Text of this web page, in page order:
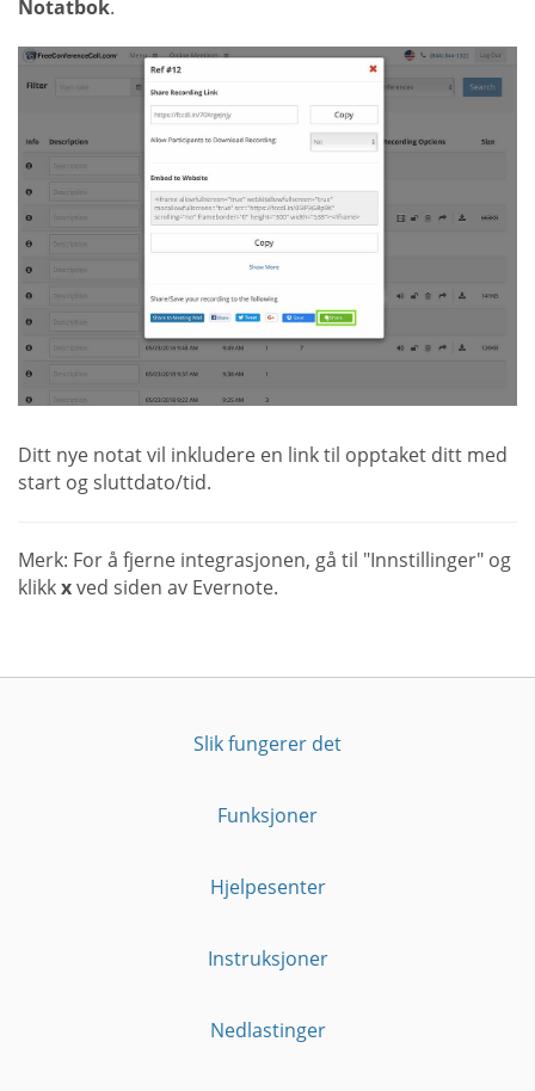
Notatbok.
Ditt nye notat vil inkludere en link til opptaket ditt med
start og sluttdato/tid.
Merk: For å fjerne integrasjonen, gå til "Innstillinger" og
klikkxved siden av Evernote.
Slik fungerer det
Funksjoner
Hjelpesenter
Instruksjoner
Nedlastinger